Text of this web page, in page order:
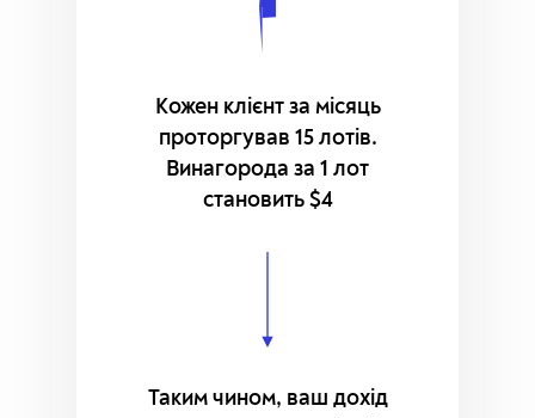
Кожен клієнт за місяць
проторгував 15 лотів.
Винагорода за 1 лот
становить $4
Таким чином, ваш дохід